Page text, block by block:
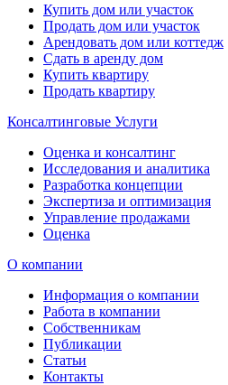
Купить дом или участок
Продать дом или участок
Арендовать дом или коттедж
Сдать в аренду дом
Купить квартиру
Продать квартиру
Консалтинговые Услуги
Оценка и консалтинг
Исследования и аналитика
Разработка концепции
Экспертиза и оптимизация
Управление продажами
Оценка
О компании
Информация о компании
Работа в компании
Собственникам
Публикации
Статьи
Контакты